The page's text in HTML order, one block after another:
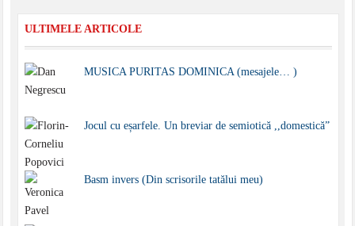
ULTIMELE ARTICOLE
MUSICA PURITAS DOMINICA (mesajele… )
Jocul cu eșarfele. Un breviar de semiotică ,,domestică”
Basm invers (Din scrisorile tatălui meu)